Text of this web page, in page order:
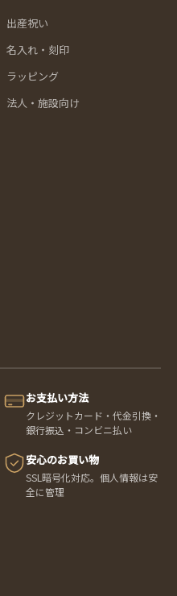
出産祝い
名入れ・刻印
ラッピング
法人・施設向け
お支払い方法
クレジットカード・代金引換・
銀行振込・コンビニ払い
安心のお買い物
SSL暗号化対応。個人情報は安
全に管理